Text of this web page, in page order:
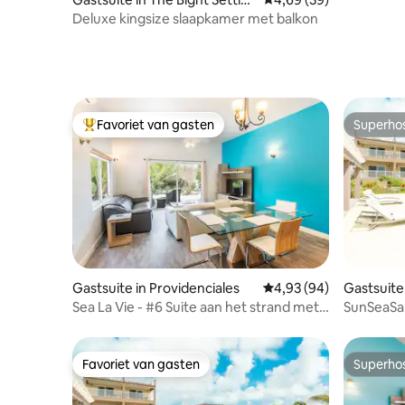
ment
Deluxe kingsize slaapkamer met balkon
Topfavoriet van gasten
Favoriet van gasten
Gastsuite in Providenciales Gemiddelde
4,93 (94)
Sea La Vie - #6 Suite aan het strand met 1
Gastsuite
Favoriet van gasten
Favoriet van gasten